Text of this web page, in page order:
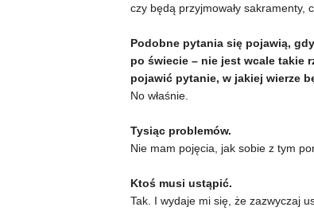
czy będą przyjmowały sakramenty,
Podobne pytania się pojawią,
po świecie – nie jest wcale takie
pojawić pytanie, w jakiej wierze
No właśnie.
Tysiąc problemów.
Nie mam pojęcia, jak sobie z tym
Ktoś musi ustąpić.
Tak. I wydaje mi się, że zazwyczaj